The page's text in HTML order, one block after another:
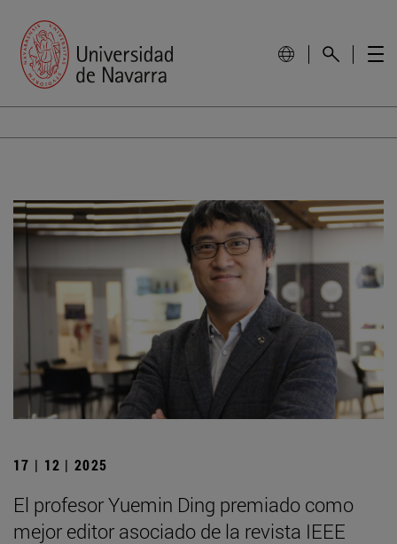
17 | 12 | 2025
El profesor Yuemin Ding premiado como
mejor editor asociado de la revista IEEE